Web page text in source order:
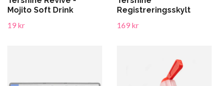
Mojito Soft Drink
19 kr
Registreringsskylt
169 kr